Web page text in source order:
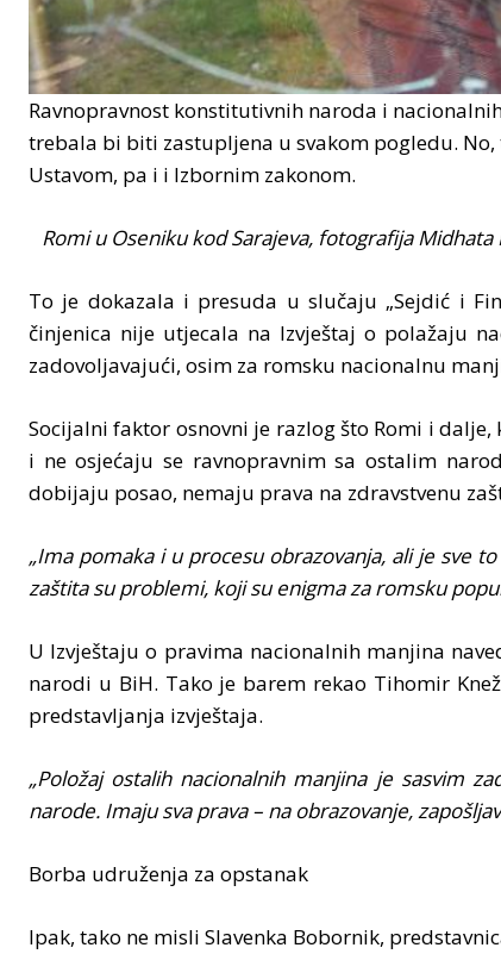
Ravnopravnost konstitutivnih naroda i
trebala bi biti zastupljena u svakom pogledu.
Ustavom, pa i i Izbornim zakonom.
Romi u Oseniku kod Sarajeva, fotografija
To je dokazala i presuda u slučaju „Sejdić i
činjenica nije utjecala na Izvještaj o polažaju
zadovoljavajući, osim za romsku nacionalnu
Socijalni faktor osnovni je razlog što Romi i
i ne osjećaju se ravnopravnim sa ostalim
dobijaju posao, nemaju prava na zdravstvenu
„Ima pomaka i u procesu obrazovanja, ali je sve
zaštita su problemi, koji su enigma za romsku
U Izvještaju o pravima nacionalnih manjina
narodi u BiH. Tako je barem rekao Tihomir
predstavljanja izvještaja.
„Položaj ostalih nacionalnih manjina je sasvim
narode. Imaju sva prava – na obrazovanje,
Borba udruženja za opstanak
Ipak, tako ne misli Slavenka Bobornik,